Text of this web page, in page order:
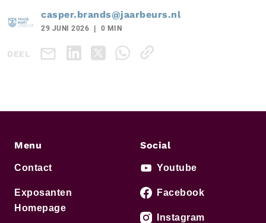
casper.brands@jaarbeurs.nl
29 JUNI 2026 0 MIN
DEEL
Menu
Contact
Exposanten
Homepage
Social
Youtube
Facebook
Instagram